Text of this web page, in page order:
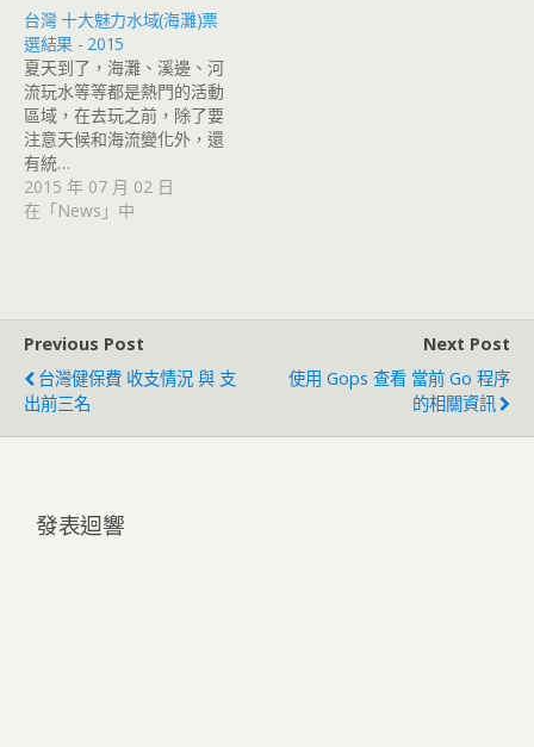
台灣 十大魅力水域(海灘)票
選結果 - 2015
夏天到了，海灘、溪邊、河
流玩水等等都是熱門的活動
區域，在去玩之前，除了要
注意天候和海流變化外，還
有統…
2015 年 07 月 02 日
在「News」中
Previous Post
台灣健保費 收支情況 與 支
出前三名
Next Post
使用 Gops 查看 當前 Go 程序
的相關資訊
發表迴響